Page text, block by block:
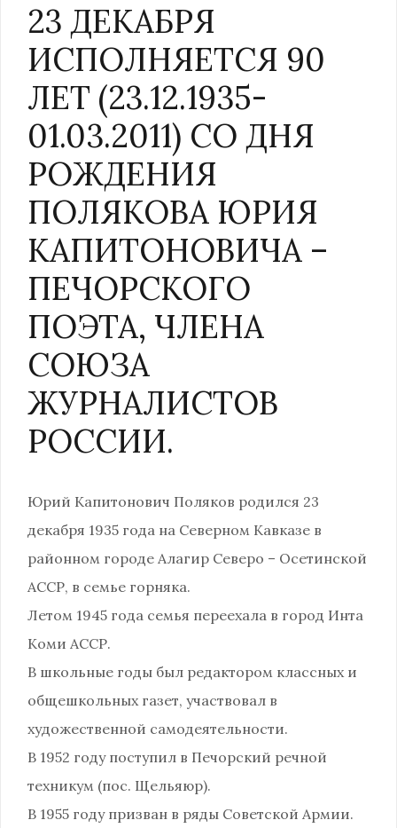
23 ДЕКАБРЯ
ИСПОЛНЯЕТСЯ 90
ЛЕТ (23.12.1935-
01.03.2011) СО ДНЯ
РОЖДЕНИЯ
ПОЛЯКОВА ЮРИЯ
КАПИТОНОВИЧА –
ПЕЧОРСКОГО
ПОЭТА, ЧЛЕНА
СОЮЗА
ЖУРНАЛИСТОВ
РОССИИ.
Юрий Капитонович Поляков родился 23
декабря 1935 года на Северном Кавказе в
районном городе Алагир Северо – Осетинской
АССР, в семье горняка.
Летом 1945 года семья переехала в город Инта
Коми АССР.
В школьные годы был редактором классных и
общешкольных газет, участвовал в
художественной самодеятельности.
В 1952 году поступил в Печорский речной
техникум (пос. Щельяюр).
В 1955 году призван в ряды Советской Армии.